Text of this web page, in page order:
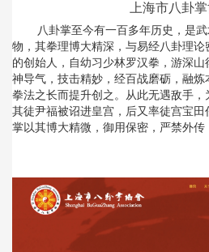
上海市八卦
八卦掌至今有一百多年历史，是
物，其拳理博大精深，与易经八卦理
的创始人，自幼习少林罗汉拳，游深
神导气，技击精妙，经百战磨砺，融
拳法之长而提升创之。从此无遇敌手，
其徒尹福被诏进皇宫，后又率徒宫宝
掌以其博大精微，御用保密，严禁外传